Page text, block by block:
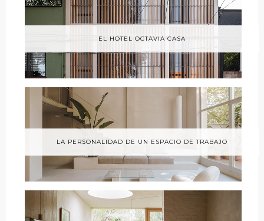
EL HOTEL OCTAVIA CASA
LA PERSONALIDAD DE UN ESPACIO DE TRABAJO